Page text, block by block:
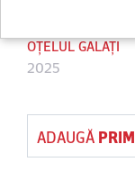
OȚELUL GALAȚI
2025
ADAUGĂ